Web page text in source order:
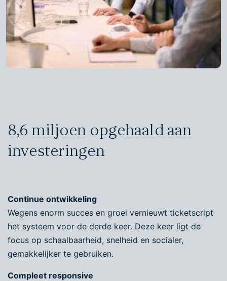
8,6 miljoen opgehaald aan
investeringen
Continue ontwikkeling
Wegens enorm succes en groei vernieuwt ticketscript
het systeem voor de derde keer. Deze keer ligt de
focus op schaalbaarheid, snelheid en socialer,
gemakkelijker te gebruiken.
Compleet responsive